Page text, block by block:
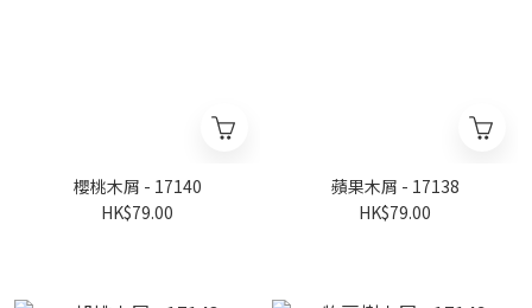
櫻桃木屑 - 17140
HK$79.00
蘋果木屑 - 17138
HK$79.00